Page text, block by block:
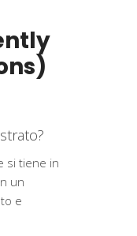
si tiene in
un
e